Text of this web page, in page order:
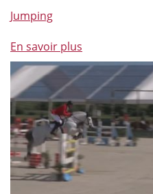
Jumping
En savoir plus
propos
de
Un
week-
end
"full
jumping"